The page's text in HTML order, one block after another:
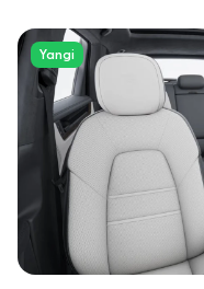
Yangi